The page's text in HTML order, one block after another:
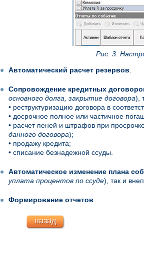
Рис. 3.
Автоматический расчет резервов
Сопровождение кредитных
основного долга, закрытие договора),
• реструктуризацию договора в
• досрочное полное или частичное
• расчет пеней и штрафов при
данного договора);
• продажу кредита;
• списание безнадежной ссуды.
Автоматическое изменение плана
уплата процентов по ссуде), так и
Формирование отчетов
назад